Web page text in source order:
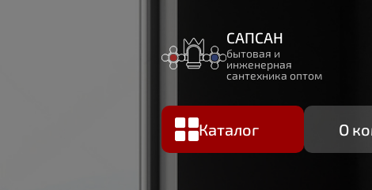
САПСАН
бытовая и
инженерная
сантехника оптом
Каталог О